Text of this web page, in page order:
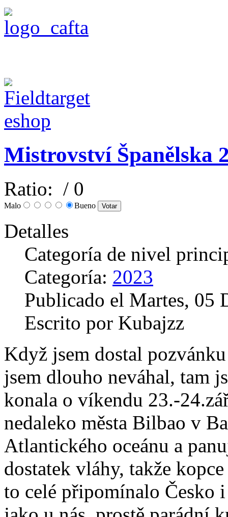
Mistrovství Španělska
Ratio: / 0
Malo Bueno
Detalles
Categoría de nivel
Categoría: 2023
Publicado el Martes, 05
Escrito por Kubajzz
Když jsem dostal
jsem dlouho neváhal, tam
konala o víkendu 23.-
nedaleko města Bilbao v
Atlantického oceánu a
dostatek vláhy, takže
to celé připomínalo Česko